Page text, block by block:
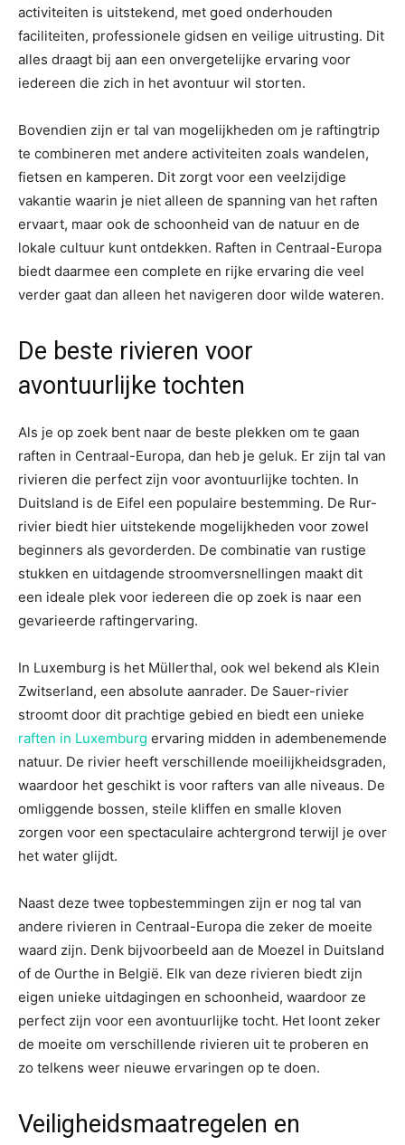
activiteiten is uitstekend, met goed onderhouden
faciliteiten, professionele gidsen en veilige uitrusting. Dit
alles draagt bij aan een onvergetelijke ervaring voor
iedereen die zich in het avontuur wil storten.
Bovendien zijn er tal van mogelijkheden om je raftingtrip
te combineren met andere activiteiten zoals wandelen,
fietsen en kamperen. Dit zorgt voor een veelzijdige
vakantie waarin je niet alleen de spanning van het raften
ervaart, maar ook de schoonheid van de natuur en de
lokale cultuur kunt ontdekken. Raften in Centraal-Europa
biedt daarmee een complete en rijke ervaring die veel
verder gaat dan alleen het navigeren door wilde wateren.
De beste rivieren voor
avontuurlijke tochten
Als je op zoek bent naar de beste plekken om te gaan
raften in Centraal-Europa, dan heb je geluk. Er zijn tal van
rivieren die perfect zijn voor avontuurlijke tochten. In
Duitsland is de Eifel een populaire bestemming. De Rur-
rivier biedt hier uitstekende mogelijkheden voor zowel
beginners als gevorderden. De combinatie van rustige
stukken en uitdagende stroomversnellingen maakt dit
een ideale plek voor iedereen die op zoek is naar een
gevarieerde raftingervaring.
In Luxemburg is het Müllerthal, ook wel bekend als Klein
Zwitserland, een absolute aanrader. De Sauer-rivier
stroomt door dit prachtige gebied en biedt een unieke
raften in Luxemburg ervaring midden in adembenemende
natuur. De rivier heeft verschillende moeilijkheidsgraden,
waardoor het geschikt is voor rafters van alle niveaus. De
omliggende bossen, steile kliffen en smalle kloven
zorgen voor een spectaculaire achtergrond terwijl je over
het water glijdt.
Naast deze twee topbestemmingen zijn er nog tal van
andere rivieren in Centraal-Europa die zeker de moeite
waard zijn. Denk bijvoorbeeld aan de Moezel in Duitsland
of de Ourthe in België. Elk van deze rivieren biedt zijn
eigen unieke uitdagingen en schoonheid, waardoor ze
perfect zijn voor een avontuurlijke tocht. Het loont zeker
de moeite om verschillende rivieren uit te proberen en
zo telkens weer nieuwe ervaringen op te doen.
Veiligheidsmaatregelen en